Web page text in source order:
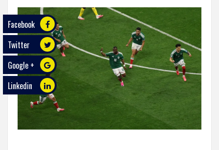
SALUD
TECNOLOGÍA
ECO
PLAY
TRABAJOS
DE
INVESTIGACIÓN
Facebook
Twitter
Google +
Linkedin